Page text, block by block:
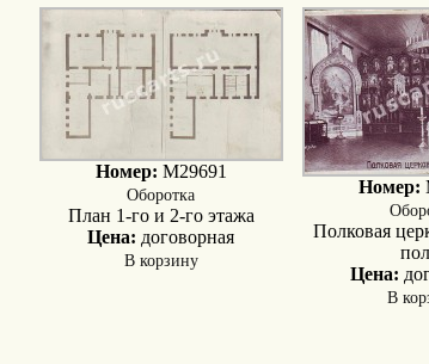
Номер: M29691
Оборотка
План 1-го и 2-го этажа
Цена: договорная
В корзину
Номер:
Полковая
Цена:
В